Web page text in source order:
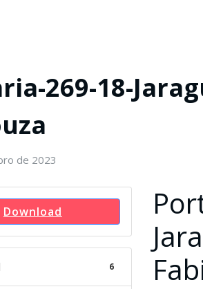
269-18-
de 2023
Download
6